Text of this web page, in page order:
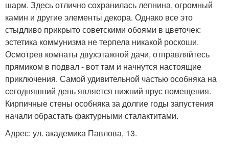
шарм. Здесь отлично сохранилась лепнина, огромный
камин и другие элементы декора. Однако все это
стыдливо прикрыто советскими обоями в цветочек:
эстетика коммунизма не терпела никакой роскоши.
Осмотрев комнаты двухэтажной дачи, отправляйтесь
прямиком в подвал - вот там и начнутся настоящие
приключения. Самой удивительной частью особняка на
сегодняшний день является нижний ярус помещения.
Кирпичные стены особняка за долгие годы запустения
начали обрастать фактурными сталактитами.
Адрес: ул. академика Павлова, 13.